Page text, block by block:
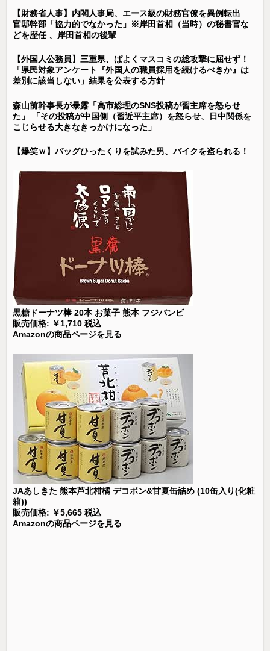
【財務省人事】内閣人事局、エース級の財務官僚を異例転出
官邸幹部「協力的でなかった」※岸田首相（当時）の秘書官な
どを歴任 、岸田首相の後輩
【外国人公務員】三重県、ぱよくマスコミの総攻撃に屈せず！
「県民対象アンケート『外国人の職員採用を続けるべきか』は
差別に該当しない」結果を公表する方針
森山前幹事長が暴露「高市総理のSNS投稿が習主席を怒らせ
た」 「その投稿が中国側（習近平主席）を怒らせ、日中関係を
こじらせる大きなきっかけになった」
【爆笑ｗ】バッグひったくりを試みた男、バイクを盗られる！
黒糖ドーナツ棒 20本 お菓子 熊本 フジバンビ
販売価格: ￥1,710 税込
Amazonの商品ページを見る
JAあしきた 熊本芦北柑橘 デコポン&甘夏缶詰め (10缶入り(化粧
箱))
販売価格: ￥5,665 税込
Amazonの商品ページを見る